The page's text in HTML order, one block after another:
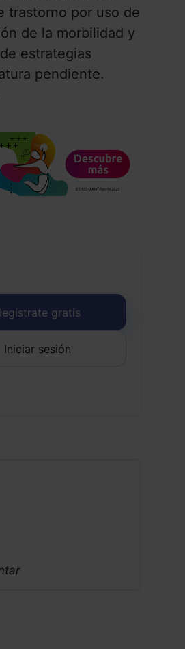
trastorno por uso de
de la morbilidad y
estrategias
pendiente.
gratis
Iniciar sesión